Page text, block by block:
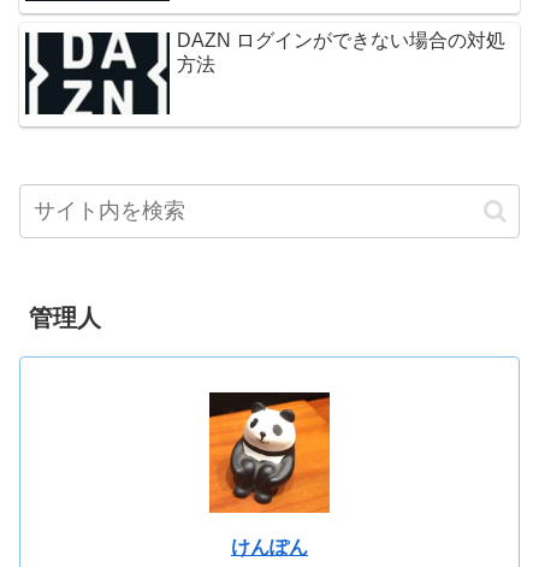
DAZN ログインができない場合の対処
方法
管理人
けんぽん